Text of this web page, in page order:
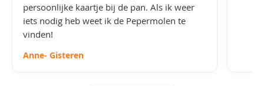
persoonlijke kaartje bij de pan. Als ik weer
iets nodig heb weet ik de Pepermolen te
vinden!
Anne- Gisteren